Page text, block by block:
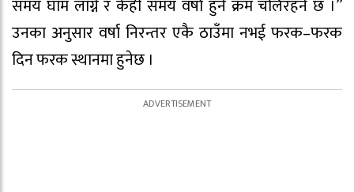
समय घाम लाग्ने र केही समय वर्षा हुने क्रम चलिरहने छ ।”
उनका अनुसार वर्षा निरन्तर एकै ठाउँमा नभई फरक–फरक
दिन फरक स्थानमा हुनेछ ।